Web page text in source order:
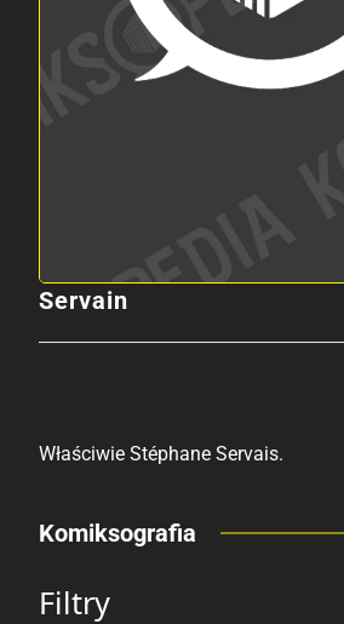
Servain
Właściwie Stéphane Servais.
Komiksografia
Filtry